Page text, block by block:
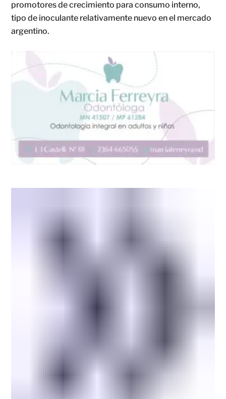
promotores de crecimiento para consumo interno,
tipo de inoculante relativamente nuevo en el mercado
argentino.